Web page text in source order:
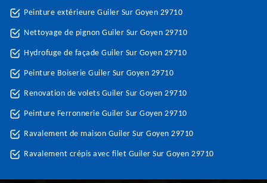
Peinture extérieure Guiler Sur Goyen 29710
Nettoyage de pignon Guiler Sur Goyen 29710
Hydrofuge de façade Guiler Sur Goyen 29710
Peinture Boiserie Guiler Sur Goyen 29710
Renovation de volets Guiler Sur Goyen 29710
Peinture Ferronnerie Guiler Sur Goyen 29710
Ravalement de maison Guiler Sur Goyen 29710
Ravalement crépis avec filet Guiler Sur Goyen 29710